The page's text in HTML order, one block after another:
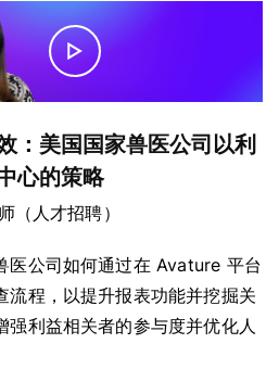
：美国国家兽医公司以利
心的策略
（人才招聘）
医公司如何通过在 Avature 平台
流程，以提升报表功能并挖掘关
强利益相关者的参与度并优化人